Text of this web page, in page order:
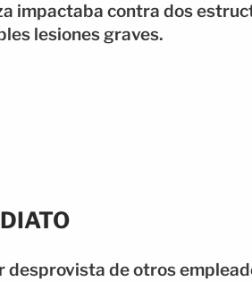
impactaba contra dos
lesiones graves.
desprovista de otros